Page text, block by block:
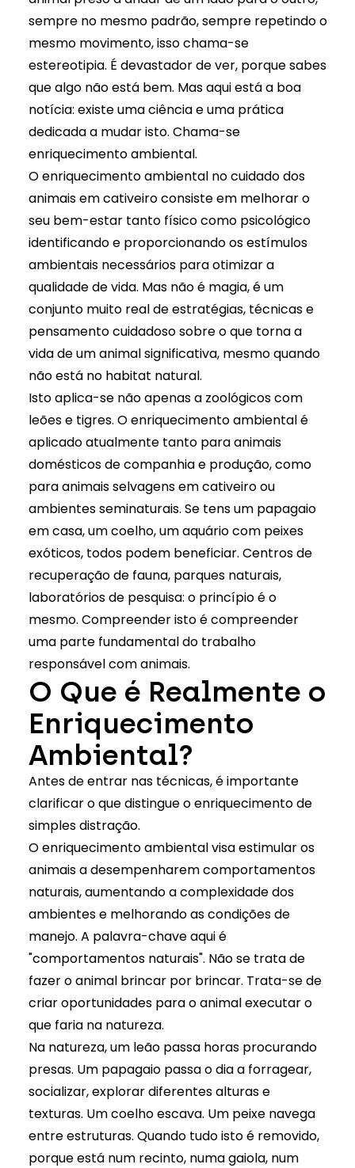
sempre no mesmo padrão, sempre repetindo o
mesmo movimento, isso chama-se
estereotipia. É devastador de ver, porque sabes
que algo não está bem. Mas aqui está a boa
notícia: existe uma ciência e uma prática
dedicada a mudar isto. Chama-se
enriquecimento ambiental.
O enriquecimento ambiental no cuidado dos
animais em cativeiro consiste em melhorar o
seu bem-estartanto físico como psicológico
identificando e proporcionando os estímulos
ambientais necessários para otimizar a
qualidade de vida. Mas não é magia, é um
conjunto muito real de estratégias, técnicas e
pensamento cuidadoso sobre o que torna a
vida de um animal significativa, mesmo quando
não está no habitat natural.
Isto aplica-se não apenas a zoológicos com
leões e tigres. O enriquecimento ambiental é
aplicado atualmente tanto para animais
domésticos de companhia e produção, como
para animais selvagens em cativeiro ou
ambientes seminaturais. Se tens um papagaio
em casa, um coelho, um aquário com peixes
exóticos, todos podem beneficiar. Centros de
recuperação de fauna, parques naturais,
laboratórios de pesquisa: o princípio é o
mesmo. Compreender isto é compreender
uma parte fundamental do trabalho
responsável com animais.
O Que é Realmente o
Enriquecimento
Ambiental?
Antes de entrar nas técnicas, é importante
clarificar o que distingue o enriquecimento de
simples distração.
O enriquecimento ambiental visa estimular os
animais a desempenharem comportamentos
naturais, aumentando a complexidade dos
ambientes e melhorando as condições de
manejo. A palavra-chave aqui é
"comportamentos naturais". Não se trata de
fazer o animal brincar por brincar. Trata-se de
criar oportunidades para o animal executar o
que faria na natureza.
Na natureza, um leão passa horas procurando
presas. Um papagaio passa o dia a forragear,
socializar, explorar diferentes alturas e
texturas. Um coelho escava. Um peixe navega
entre estruturas. Quando tudo isto é removido,
porque está num recinto, numa gaiola, num